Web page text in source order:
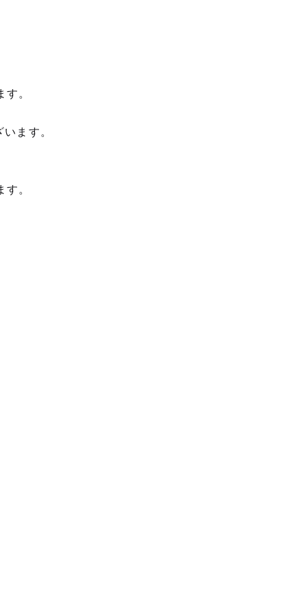
。
ます。
。